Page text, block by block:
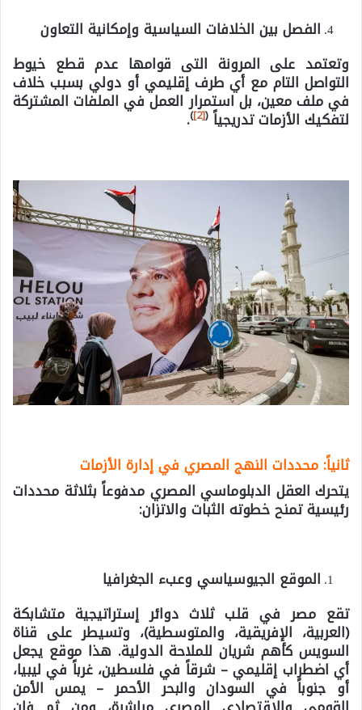
الفصل بين الخلافات السياسية وإمكانية التعاون
وتعتمد على المرونة التى قوامها عدم قطع خيوط
التواصل التام مع أي طرف إقليمي أو دولي بسبب خلاف
في ملف معين، بل استمرار العمل في الملفات المشتركة
لتفكيك الأزمات تدريجياً (
[2]
)
.
ثانياً: محددات النهج المصري في إدارة الأزمات
يتحرك العقل الدبلوماسي المصري مدفوعاً بثلاثة محددات
رئيسية تمنح خطوته الثبات والاتزان:
الموقع الجيوسياسي وعبء الجغرافيا
تقع مصر في قلب ثلاث دوائر إستراتيجية متشابكة
(العربية، الإفريقية، والمتوسطية)، وتسيطر على قناة
السويس كأهم شريان للملاحة الدولية. هذا موقع يجعل
أي اضطراب إقليمي – شرقاً في فلسطين، غرباً في ليبيا،
أو جنوباً في السودان والبحر الأحمر – يمس الأمن